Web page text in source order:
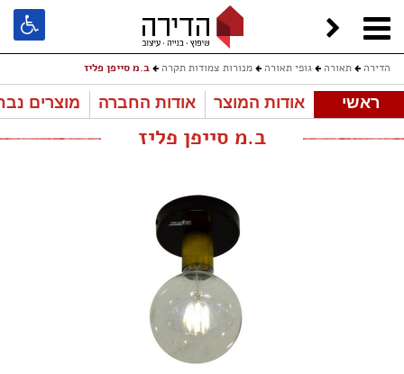
הדירה תאורה גופי תאורה מנורות צמודות תקרה ב.מ סייפן פליז
ראשי אודות המוצר אודות החברה מוצרים
ב.מ סייפן פליז